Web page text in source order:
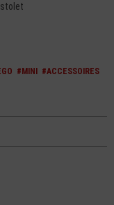
#MINI
#ACCESSOIRES